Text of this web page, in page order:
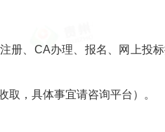
册、CA办理、报名、网上投
取，具体事宜请咨询平台）。